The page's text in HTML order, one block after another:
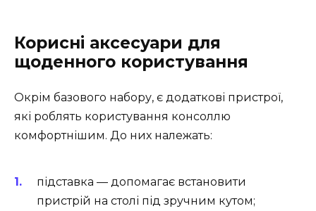
Корисні аксесуари для
щоденного користування
Окрім базового набору, є додаткові пристрої,
які роблять користування консоллю
комфортнішим. До них належать:
підставка — допомагає встановити
пристрій на столі під зручним кутом;